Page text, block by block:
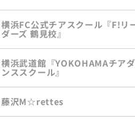
横浜FC公式チアスクール『F!リ
ダーズ 鶴見校』
横浜武道館『YOKOHAMAチアダ
ンススクール』
藤沢M☆rettes